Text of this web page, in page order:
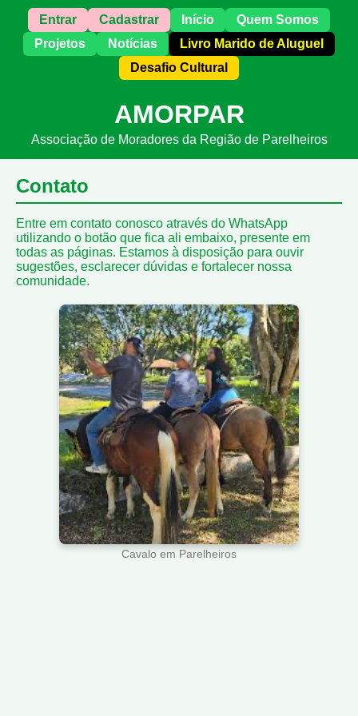
Entrar Cadastrar Início
Quem Somos
Projetos
Notícias
Livro Marido de Aluguel
Desafio Cultural
AMORPAR
Associação de Moradores da Região de Parelheiros
Contato
Entre em contato conosco através do WhatsApp
utilizando o botão que fica ali embaixo, presente em
todas as páginas. Estamos à disposição para ouvir
sugestões, esclarecer dúvidas e fortalecer nossa
comunidade.
Cavalo em Parelheiros